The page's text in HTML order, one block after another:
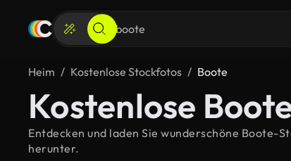
Heim Kostenlose Stockfotos Boote
Kostenlose
Entdecken und laden Sie wunderschöne
herunter.